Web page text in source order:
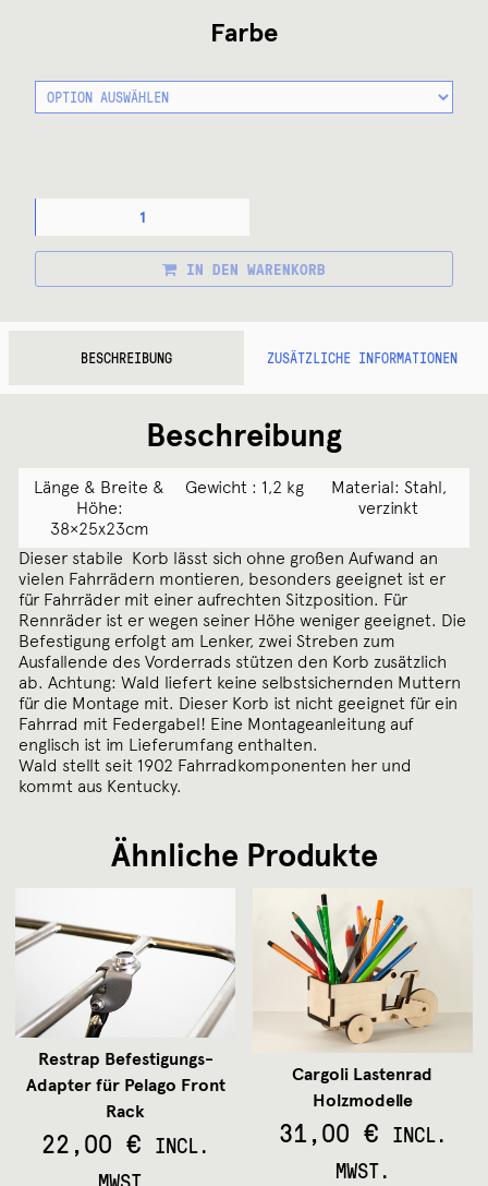
Farbe
/
DROP
IN DEN WARENKORB
BESCHREIBUNG ZUSÄTZLICHE INFORMATIONEN
Beschreibung
Länge & Breite &
Höhe:
38×25x23cm
Gewicht : 1,2 kg
Material: Stahl,
verzinkt
Dieser stabile Korb lässt sich ohne großen Aufwand an
vielen Fahrrädern montieren, besonders geeignet ist er
für Fahrräder mit einer aufrechten Sitzposition. Für
Rennräder ist er wegen seiner Höhe weniger geeignet. Die
Befestigung erfolgt am Lenker, zwei Streben zum
Ausfallende des Vorderrads stützen den Korb zusätzlich
ab. Achtung: Wald liefert keine selbstsichernden Muttern
für die Montage mit. Dieser Korb ist nicht geeignet für ein
Fahrrad mit Federgabel! Eine Montageanleitung auf
englisch ist im Lieferumfang enthalten.
Wald stellt seit 1902 Fahrradkomponenten her und
kommt aus Kentucky.
Ähnliche Produkte
Restrap Befestigungs-
Adapter für Pelago Front
Rack
22,00€ INCL.
Cargoli Lastenrad
Holzmodelle
31,00 € INCL.
MWST.